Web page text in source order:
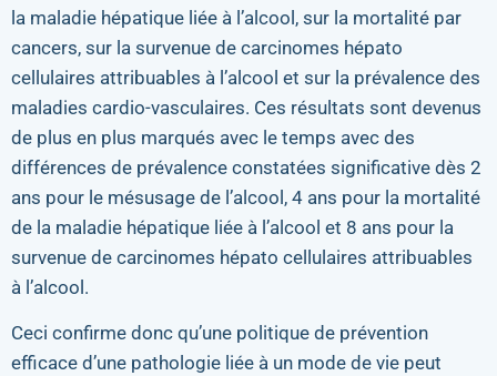
la maladie hépatique liée à l’alcool, sur la mortalité par
cancers, sur la survenue de carcinomes hépato
cellulaires attribuables à l’alcool et sur la prévalence des
maladies cardio-vasculaires. Ces résultats sont devenus
de plus en plus marqués avec le temps avec des
différences de prévalence constatées significative dès 2
ans pour le mésusage de l’alcool, 4 ans pour la mortalité
de la maladie hépatique liée à l’alcool et 8 ans pour la
survenue de carcinomes hépato cellulaires attribuables
à l’alcool.
Ceci confirme donc qu’une politique de prévention
efficace d’une pathologie liée à un mode de vie peut